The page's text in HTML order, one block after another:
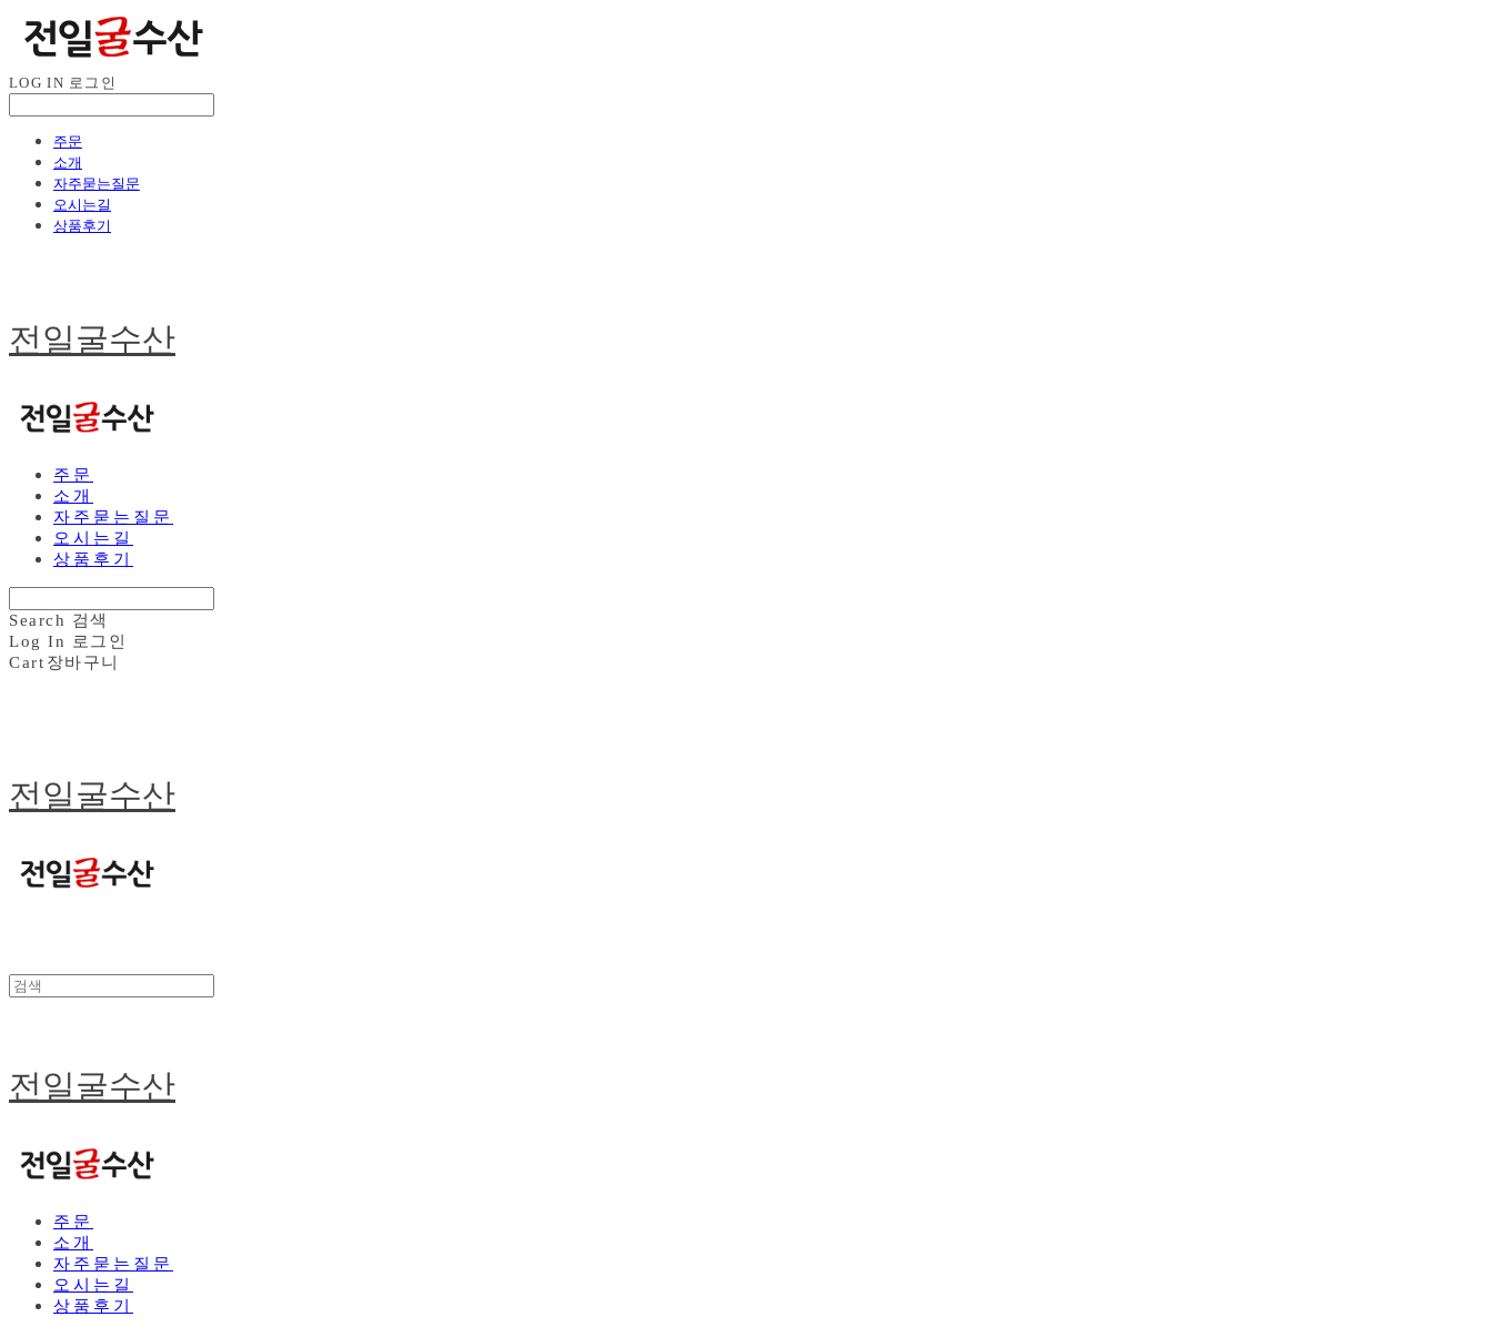
LOG IN 로그인
주문
소개
자주묻는질문
오시는길
상품후기
전일굴수산
주문
소개
자주묻는질문
오시는길
상품후기
Search 검색
Log In
로그인
Cart 장바구니
전일굴수산
전일굴수산
주문
소개
자주묻는질문
오시는길
상품후기